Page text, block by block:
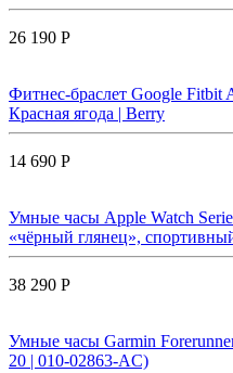
26 190 Р
Фитнес-браслет Google Fitbit
Красная ягода | Berry
14 690 Р
Умные часы Apple Watch
«чёрный глянец»,
38 290 Р
Умные часы Garmin
20 | 010-02863-AC)